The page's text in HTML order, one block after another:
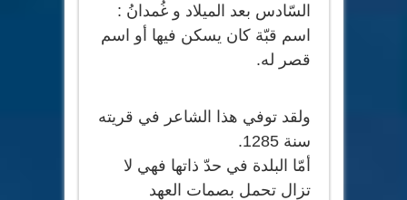
السّادس بعد الميلاد و غُمدانُ :
اسم قبّة كان يسكن فيها أو اسم
قصر له.
ولقد توفي هذا الشاعر في قريته
سنة 1285.
أمّا البلدة في حدّ ذاتها فهي لا
تزال تحمل بصمات العهد